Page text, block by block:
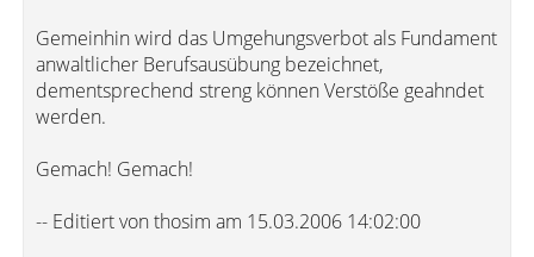
Gemeinhin wird das Umgehungsverbot als Fundament
anwaltlicher Berufsausübung bezeichnet,
dementsprechend streng können Verstöße geahndet
werden.
Gemach! Gemach!
-- Editiert von thosim am 15.03.2006 14:02:00